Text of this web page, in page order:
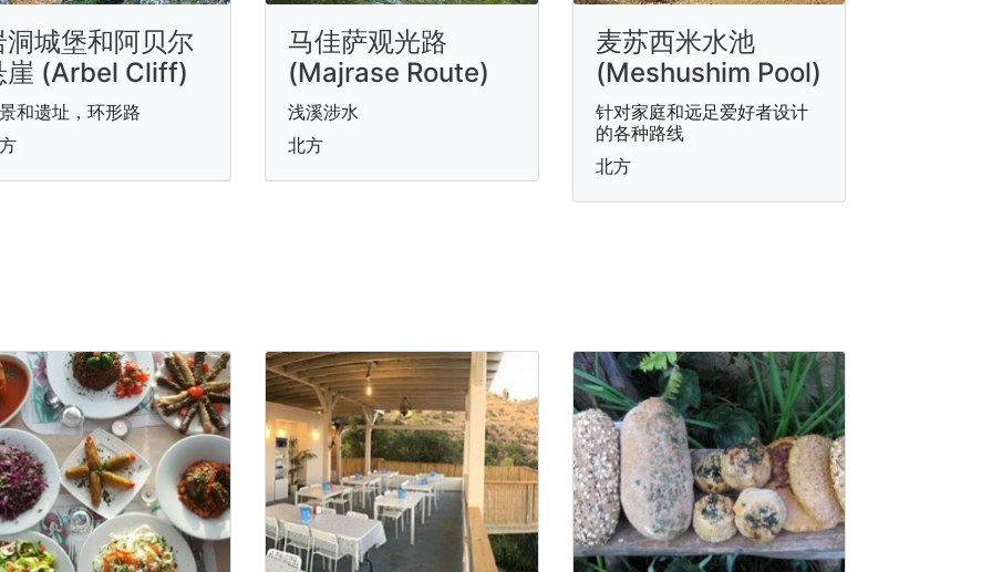
洞城堡和阿贝尔
崖 (Arbel Cliff)
和遗址，环形路
马佳萨观光路
(Majrase Route)
浅溪涉水
北方
麦苏西米水池
(Meshushim Pool)
针对家庭和远足爱好者设计
的各种路线
北方